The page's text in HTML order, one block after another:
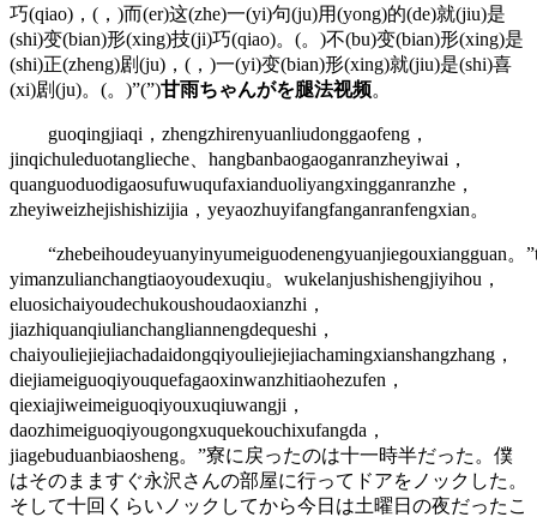
巧(qiao)，(，)而(er)这(zhe)一(yi)句(ju)用(yong)的(de)就(jiu)是
(shi)变(bian)形(xing)技(ji)巧(qiao)。(。)不(bu)变(bian)形(xing)是
(shi)正(zheng)剧(ju)，(，)一(yi)变(bian)形(xing)就(jiu)是(shi)喜
(xi)剧(ju)。(。)”(”)甘雨ちゃんがを腿法视频。
guoqingjiaqi，zhengzhirenyuanliudonggaofeng，
jinqichuleduotanglieche、hangbanbaogaoganranzheyiwai，
quanguoduodigaosufuwuqufaxianduoliyangxingganranzhe，
zheyiweizhejishishizijia，yeyaozhuyifangfanganranfengxian。
“zhebeihoudeyuanyinyumeiguodenengyuanjiegouxiangguan。
yimanzulianchangtiaoyoudexuqiu。wukelanjushishengjiyihou，
eluosichaiyoudechukoushoudaoxianzhi，
jiazhiquanqiulianchangliannengdequeshi，
chaiyouliejiejiachadaidongqiyouliejiejiachamingxianshangzhang，
diejiameiguoqiyouquefagaoxinwanzhitiaohezufen，
qiexiajiweimeiguoqiyouxuqiuwangji，
daozhimeiguoqiyougongxuquekouchixufangda，
jiagebuduanbiaosheng。”寮に戻ったのは十一時半だった。僕
はそのまますぐ永沢さんの部屋に行ってドアをノックした。
そして十回くらいノックしてから今日は土曜日の夜だったこ